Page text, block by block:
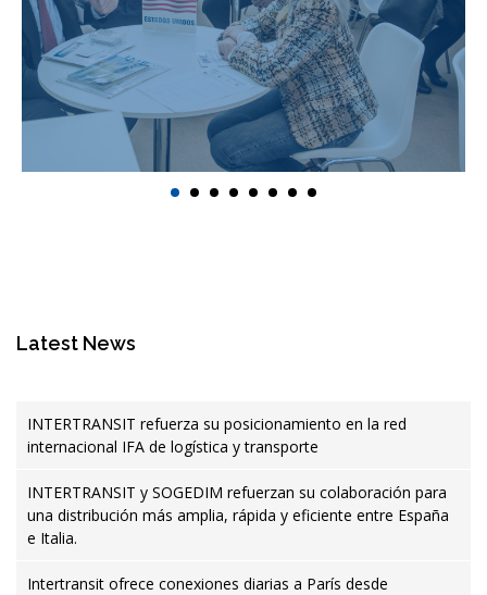
Latest News
INTERTRANSIT refuerza su posicionamiento en la red
internacional IFA de logística y transporte
INTERTRANSIT y SOGEDIM refuerzan su colaboración para
una distribución más amplia, rápida y eficiente entre España
e Italia.
Intertransit ofrece conexiones diarias a París desde